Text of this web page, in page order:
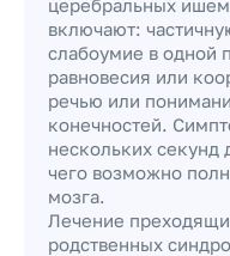
церебральных
включают:
слабоумие в одной
равновесия или
речью или
конечностей.
нескольких секунд
чего возможно
мозга.
Лечение
родственных